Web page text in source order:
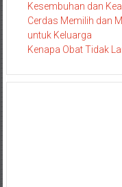
Kesembuhan dan
Cerdas Memilih dan
untuk Keluarga
Kenapa Obat Tidak